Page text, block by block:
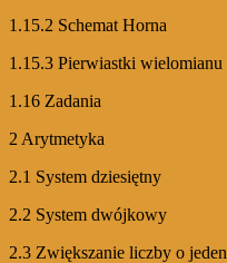
1.15.2 Schemat Horna
1.15.3 Pierwiastki wielomianu
1.16 Zadania
2 Arytmetyka
2.1 System dziesiętny
2.2 System dwójkowy
2.3 Zwiększanie liczby o jeden